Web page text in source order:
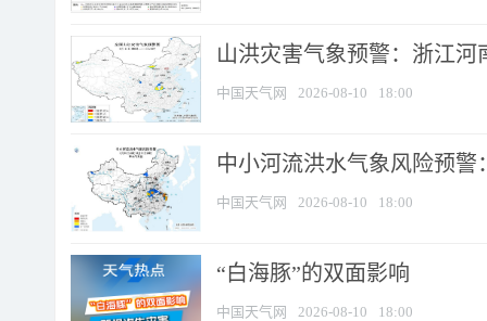
山洪灾害气象预警：浙江
中国天气网 2026-08-10 18:00
中小河流洪水气象风险预
中国天气网 2026-08-10 18:00
​“白海豚”的双面影响
中国天气网 2026-08-10 18:00